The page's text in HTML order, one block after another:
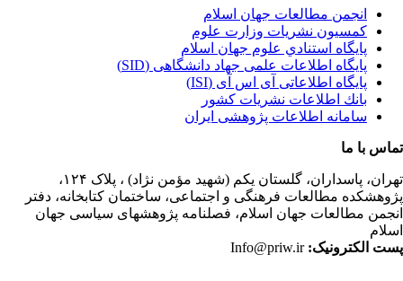
انجمن مطالعات جهان اسلام
کمسیون نشریات وزارت علوم
پايگاه استنادي علوم جهان اسلام
پایگاه اطلاعات علمی جهاد دانشگاهی (SID)
پایگاه اطلاعاتی آی اس آی (ISI)
بانك اطلاعات نشريات كشور
سامانه اطلاعات پژوهشی ایران
با ما
پاسداران، گلستان یکم (شهید مؤمن نژاد) ، پلاک ۱۲۴،
مطالعات فرهنگی و اجتماعی، ساختمان کتابخانه، دفتر
مطالعات جهان اسلام، فصلنامه پژوهشهای سیاسی جهان
الکترونیک:Info@priw.ir